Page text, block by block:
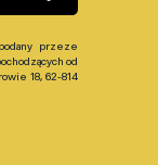
przeze
od
18, 62-814